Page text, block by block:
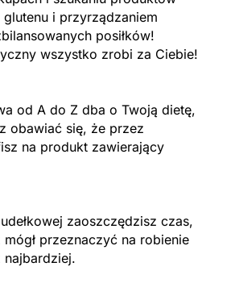
i przyrządzaniem
posiłków!
wszystko zrobi za Ciebie!
od A do Z dba o Twoją dietę,
obawiać się, że przez
na produkt zawierający
zaoszczędzisz czas,
przeznaczyć na robienie